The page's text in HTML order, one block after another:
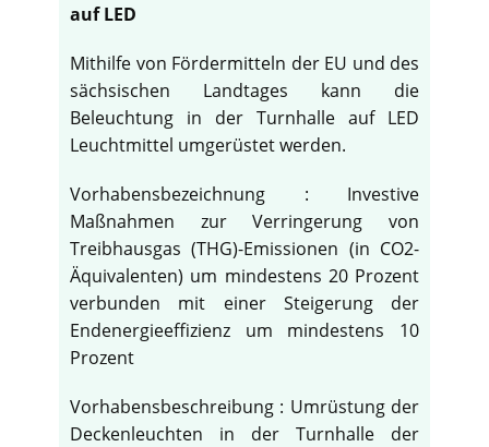
auf LED
Mithilfe von Fördermitteln der EU und des
sächsischen Landtages kann die
Beleuchtung in der Turnhalle auf LED
Leuchtmittel umgerüstet werden.
Vorhabensbezeichnung : Investive
Maßnahmen zur Verringerung von
Treibhausgas (THG)-Emissionen (in CO2-
Äquivalenten) um mindestens 20 Prozent
verbunden mit einer Steigerung der
Endenergieeffizienz um mindestens 10
Prozent
Vorhabensbeschreibung : Umrüstung der
Deckenleuchten in der Turnhalle der